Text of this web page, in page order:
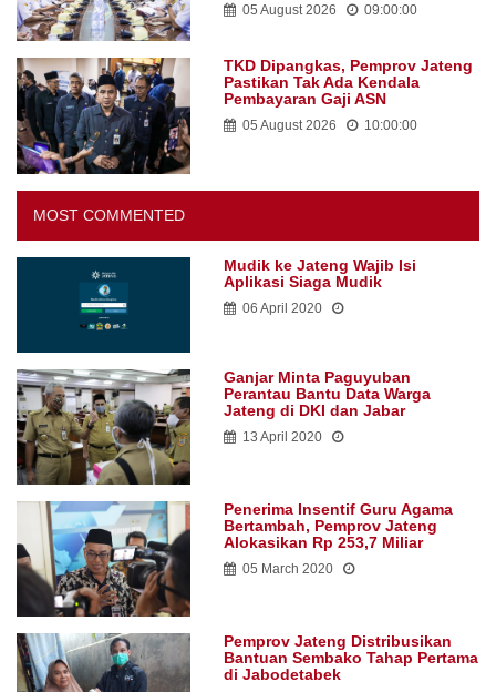
05 August 2026 09:00:00
TKD Dipangkas, Pemprov Jateng
Pastikan Tak Ada Kendala
Pembayaran Gaji ASN
05 August 2026 10:00:00
MOST COMMENTED
Mudik ke Jateng Wajib Isi
Aplikasi Siaga Mudik
06 April 2020
Ganjar Minta Paguyuban
Perantau Bantu Data Warga
Jateng di DKI dan Jabar
13 April 2020
Penerima Insentif Guru Agama
Bertambah, Pemprov Jateng
Alokasikan Rp 253,7 Miliar
05 March 2020
Pemprov Jateng Distribusikan
Bantuan Sembako Tahap Pertama
di Jabodetabek